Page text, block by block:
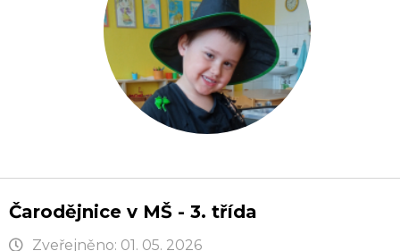
Čarodějnice v MŠ - 3. třída
Zveřejněno: 01. 05. 2026